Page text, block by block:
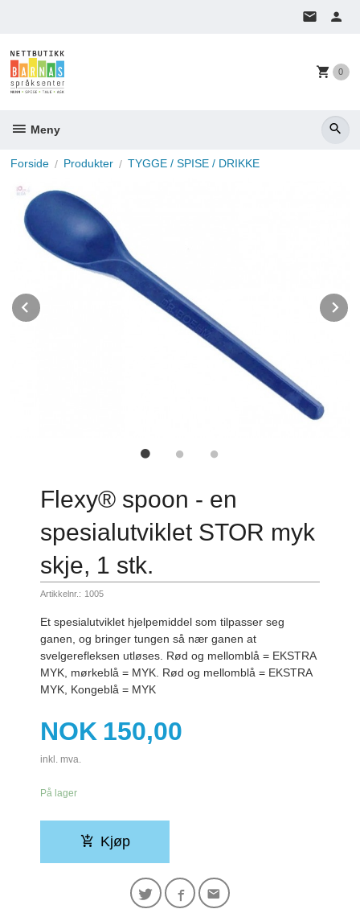
0
Meny
Forside Produkter TYGGE / SPISE / DRIKKE
Prev
Flexy® spoon - en
spesialutviklet STOR myk
skje, 1 stk.
Artikkelnr.: 1005
Et spesialutviklet hjelpemiddel som tilpasser seg
ganen, og bringer tungen så nær ganen at
svelgerefleksen utløses. Rød og mellomblå = EKSTRA
MYK, mørkeblå = MYK. Rød og mellomblå = EKSTRA
MYK, Kongeblå = MYK
Pris
NOK 150,00
inkl. mva.
På lager
Kjøp